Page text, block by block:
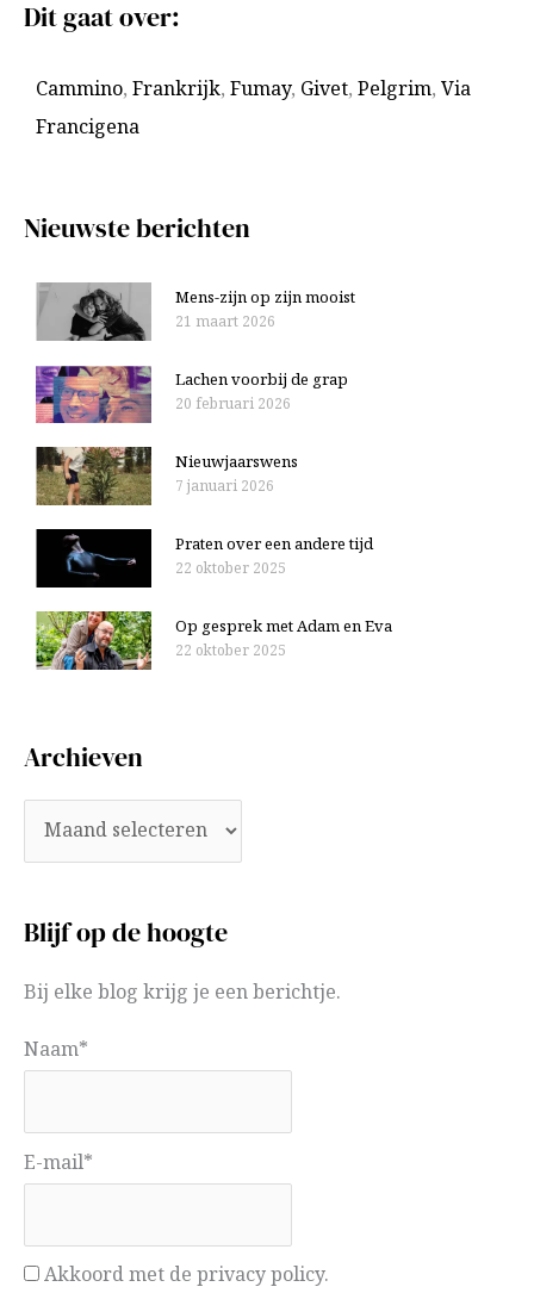
k
:
Dit gaat over:
Cammino, Frankrijk, Fumay, Givet, Pelgrim, Via
Francigena
Nieuwste berichten
Mens-zijn op zijn mooist
21 maart 2026
Lachen voorbij de grap
20 februari 2026
Nieuwjaarswens
7 januari 2026
Praten over een andere tijd
22 oktober 2025
Op gesprek met Adam en Eva
22 oktober 2025
Archieven
h
Blijf op de hoogte
Bij elke blog krijg je een berichtje.
Naam*
E-mail*
Akkoord met de privacy policy.